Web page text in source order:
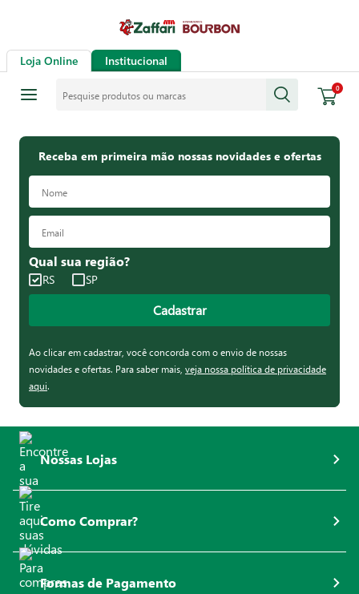
Loja Online Institucional
0
Receba em primeira mão nossas novidades e ofertas
Qual sua região?
RS SP
Cadastrar
Ao clicar em cadastrar, você concorda com o envio de nossas
novidades e ofertas. Para saber mais, veja nossa política de privacidade
aqui.
Nossas Lojas
Como Comprar?
Formas de Pagamento